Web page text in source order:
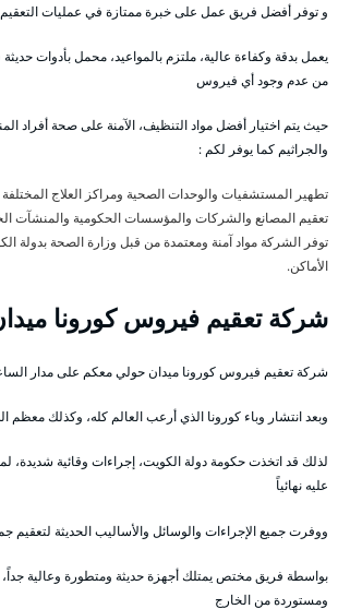
و توفر أفضل فريق عمل على خبرة ممتازة في عمليات التعقيم
يعمل بدقة وكفاءة عالية، ملتزم بالمواعيد، محمل بأدوات
من عدم وجود أي فيروس
حيث يتم اختيار أفضل مواد التنظيف، الآمنة على صحة أفراد
والجراثيم كما يوفر لكم :
تطهير المستشفيات والوحدات الصحية ومراكز العلاج المختلفة
تعقيم المصانع والشركات والمؤسسات الحكومية والمنشآت
توفر الشركة مواد آمنة ومعتمدة من قبل وزارة الصحة بدولة
الأماكن.
شركة تعقيم فيروس كورونا
شركة تعقيم فيروس كورونا ميدان حولي معكم على مدار
وبعد انتشار وباء كورونا الذي أرعب العالم كله، وكذلك معظم
لذلك قد اتخذت حكومة دولة الكويت، إجراءات وقائية شديدة،
عليه نهائياً
ووفرت جميع الإجراءات والوسائل والأساليب الحديثة لتعقيم
بواسطة فريق مختص يمتلك أجهزة حديثة ومتطورة وعالية جداً،
ومستوردة من الخارج